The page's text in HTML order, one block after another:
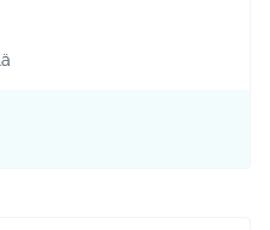
Kehittämisverkosto - Hyrylä